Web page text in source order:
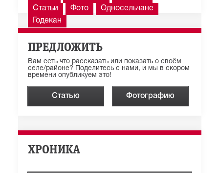
Статьи
Фото
Односельчане
Годекан
ПРЕДЛОЖИТЬ
Вам есть что рассказать или показать о своём
селе/районе? Поделитесь с нами, и мы в скором
времени опубликуем это!
Статью Фотографию
ХРОНИКА